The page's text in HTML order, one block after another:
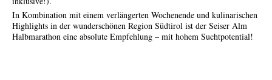
In Kombination mit einem verlängerten Wochenende und kulinarischen
Highlights in der wunderschönen Region Südtirol ist der Seiser Alm
Halbmarathon eine absolute Empfehlung – mit hohem Suchtpotential!